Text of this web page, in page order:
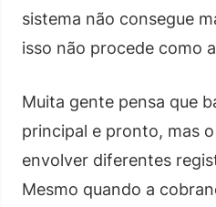
sistema não consegue
isso não procede como
Muita gente pensa que
principal e pronto, mas
envolver diferentes
Mesmo quando a